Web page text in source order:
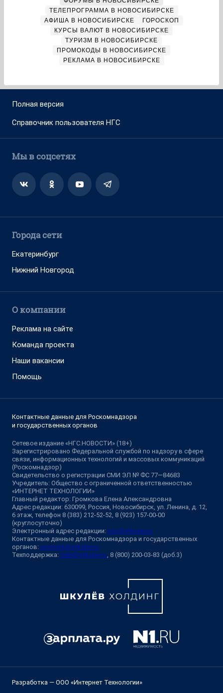
ТЕЛЕПРОГРАММА В НОВОСИБИРСКЕ
АФИША В НОВОСИБИРСКЕ
ГОРОСКОП
КУРСЫ ВАЛЮТ В НОВОСИБИРСКЕ
ТУРИЗМ В НОВОСИБИРСКЕ
ПРОМОКОДЫ В НОВОСИБИРСКЕ
РЕКЛАМА В НОВОСИБИРСКЕ
Полная версия
Справочник пользователя НГС
Мы в соцсетях
Города сети
Екатеринбург
Нижний Новгород
О компании
Реклама на сайте
Команда проекта
Наши вакансии
Помощь
Контактные данные для Роскомнадзора
и государственных органов
Сетевое издание «НГС.НОВОСТИ» (18+)
Зарегистрировано Федеральной службой по надзору в сфере
связи, информационных технологий и массовых коммуникаций
(Роскомнадзор)
Свидетельство о регистрации СМИ ЭЛ № ФС 77—84683
Учредитель: Общество с ограниченной ответственностью
«ИНТЕРНЕТ ТЕХНОЛОГИИ»
Главный редактор: Громкова Елена Александровна
Адрес редакции: 630099, Россия, Новосибирск, ул. Ленина, д. 12,
6 этаж, телефон 8 (383) 212-52-52, 8 (923) 157-00-00
(круглосуточно)
Электронный адрес редакции: ngs@shkulev.ru
Контактные данные для Роскомнадзора и государственных
органов: juristnsk@shkulev.ru
Техподдержка: help@shkulev.ru , 8 (800) 200-03-83 (доб.3)
Разработка — ООО «Интернет Технологии»